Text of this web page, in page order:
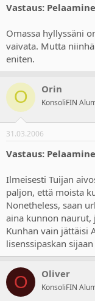
Vastaus:
Omassa hyllyssäni
vaivata. Mutta
eniten.
O Orin
KonsoliFIN
31.03.2006
Vastaus:
Ilmeisesti Tuijan
paljon, että moista
Nonetheless, saan
aina kunnon naurut,
Kunhan vain jättäisi
lisenssipaskan
O Oliver
KonsoliFIN